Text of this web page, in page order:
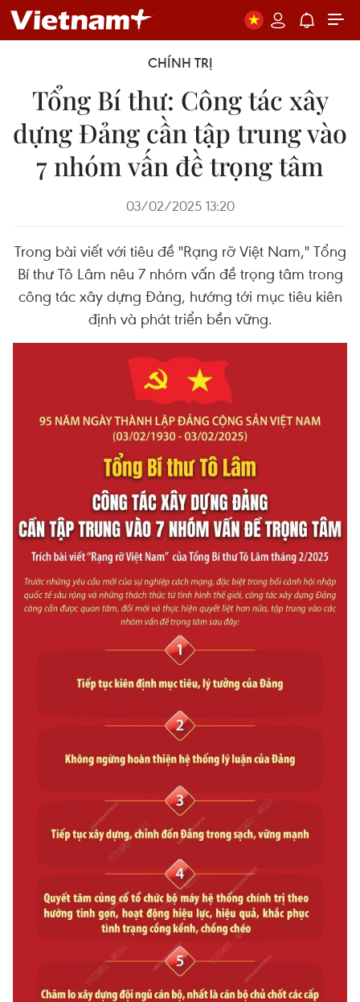
CHÍNH TRỊ
Tổng Bí thư: Công tác xây
dựng Đảng cần tập trung vào
7 nhóm vấn đề trọng tâm
03/02/2025 13:20
Trong bài viết với tiêu đề "Rạng rỡ Việt Nam," Tổng
Bí thư Tô Lâm nêu 7 nhóm vấn đề trọng tâm trong
công tác xây dựng Đảng, hướng tới mục tiêu kiên
định và phát triển bền vững.